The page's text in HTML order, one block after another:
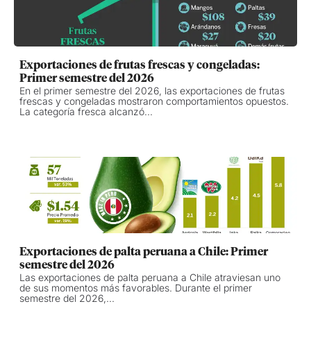
Exportaciones de frutas frescas y congeladas:
Primer semestre del 2026
En el primer semestre del 2026, las exportaciones de frutas
frescas y congeladas mostraron comportamientos opuestos.
La categoría fresca alcanzó...
Exportaciones de palta peruana a Chile: Primer
semestre del 2026
Las exportaciones de palta peruana a Chile atraviesan uno
de sus momentos más favorables. Durante el primer
semestre del 2026,...